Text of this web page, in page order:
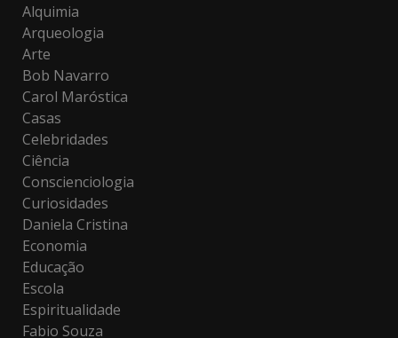
Alquimia
Arqueologia
Arte
Bob Navarro
Carol Maróstica
Casas
Celebridades
Ciência
Conscienciologia
Curiosidades
Daniela Cristina
Economia
Educação
Escola
Espiritualidade
Fabio Souza